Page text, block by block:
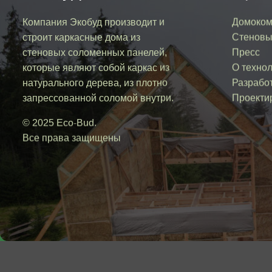
Компания Экобуд производит и
строит каркасные дома из
стеновых соломенных панелей,
которые являют собой каркас из
натурального дерева, из плотно
запрессованной соломой внутри.
© 2025 Eco-Bud.
Все права защищены
Пресс
О